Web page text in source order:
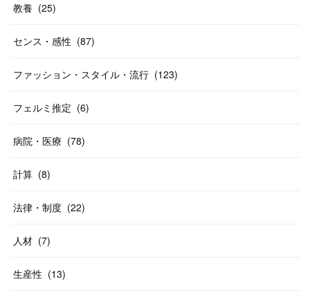
教養 (25)
センス・感性 (87)
ファッション・スタイル・流行 (123)
フェルミ推定 (6)
病院・医療 (78)
計算 (8)
法律・制度 (22)
人材 (7)
生産性 (13)